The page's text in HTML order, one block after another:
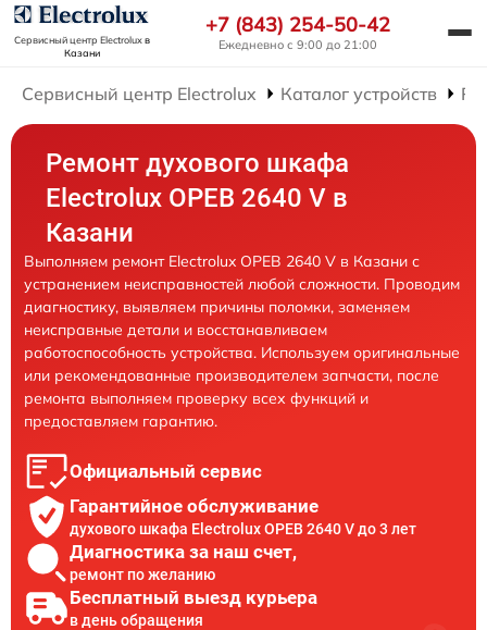
Сервисный центр Electroluxв
Казани
+7 (843) 254-50-42
Ежедневно с 9:00 до 21:00
Сервисный центр Electrolux Каталог устройств
Ремонт духового шкафа
Electrolux OPEB 2640 V в
Казани
Выполняем ремонт Electrolux OPEB 2640 V в Казани с
устранением неисправностей любой сложности. Проводим
диагностику, выявляем причины поломки, заменяем
неисправные детали и восстанавливаем
работоспособность устройства. Используем оригинальные
или рекомендованные производителем запчасти, после
ремонта выполняем проверку всех функций и
предоставляем гарантию.
Официальный сервис
Гарантийное обслуживание
духового шкафа Electrolux OPEB 2640 V до 3 лет
Диагностика за наш счет,
ремонт по желанию
Бесплатный выезд курьера
в день обращения